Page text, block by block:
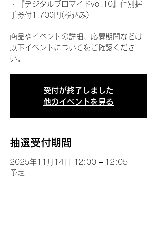
・『デジタルブロマイドvol.10』個別握
手券付1,700円(税込み)
商品やイベントの詳細、応募期間などは
以下イベントについてをご確認くださ
い。
受付が終了しました
他のイベントを見る
抽選受付期間
2025年11月14日 12:00 – 12:05
予定